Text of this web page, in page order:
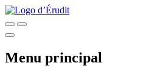
Menu principal